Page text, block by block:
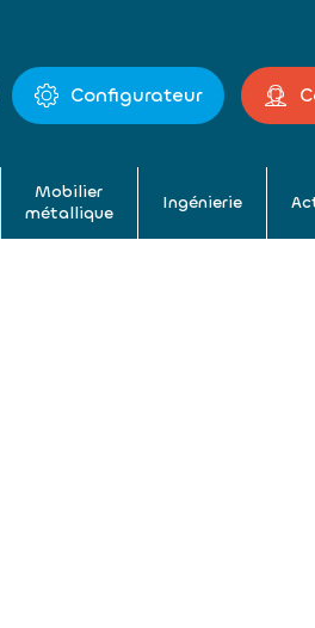
Configurateur
Mobilier
métallique
Ingénierie